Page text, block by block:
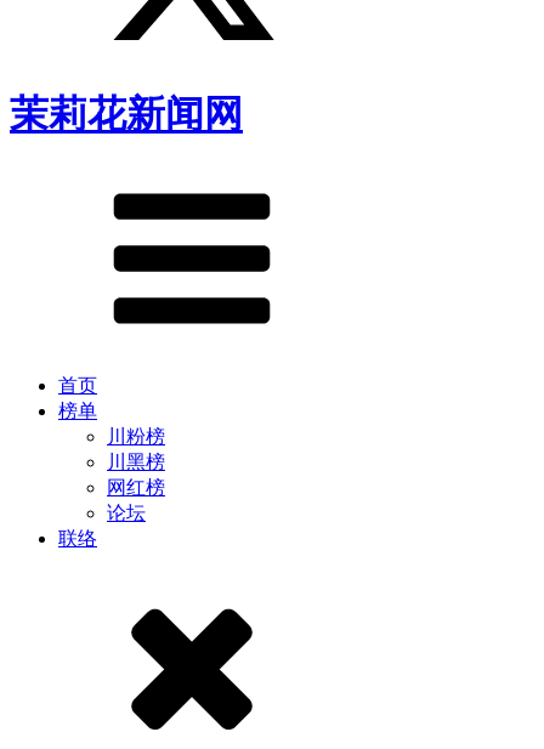
茉莉花新闻网
首页
榜单
川粉榜
川黑榜
网红榜
论坛
联络